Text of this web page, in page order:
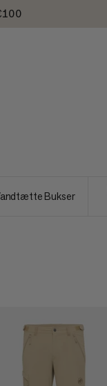
Bukser